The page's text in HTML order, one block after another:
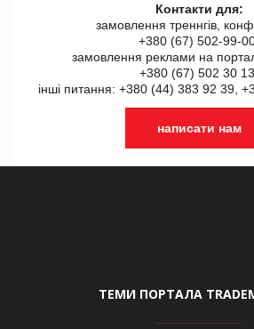
Контакти для:
замовлення треннгів,
+380 (67) 502-99-
замовлення реклами на
+380 (67) 502 30 13,
інші питання: +380 (44) 383 92 39,
написати нам
ТЕМИ ПОРТАЛА